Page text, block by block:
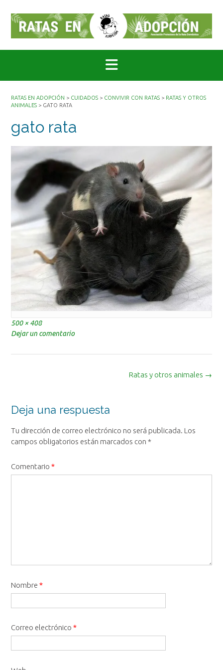
contenido
RATAS EN ADOPCIÓN > CUIDADOS > CONVIVIR CON RATAS > RATAS Y OTROS
ANIMALES > GATO RATA
gato rata
Tamaño
completo
500 × 408
Dejar un comentario
entrada
Ratas y otros animales →
Deja una respuesta
Tu dirección de correo electrónico no será publicada. Los
campos obligatorios están marcados con *
Comentario *
Nombre *
Correo electrónico *